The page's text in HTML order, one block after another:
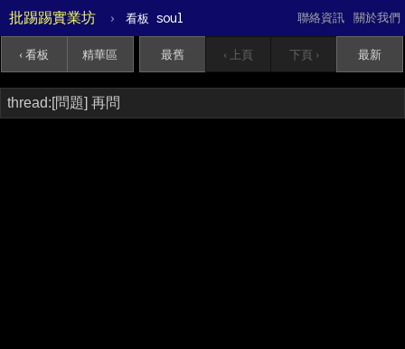
批踢踢實業坊 › 看板 soul 關於我們
聯絡資訊
‹ 看板 精華區 最舊 ‹ 上頁 下頁 › 最新